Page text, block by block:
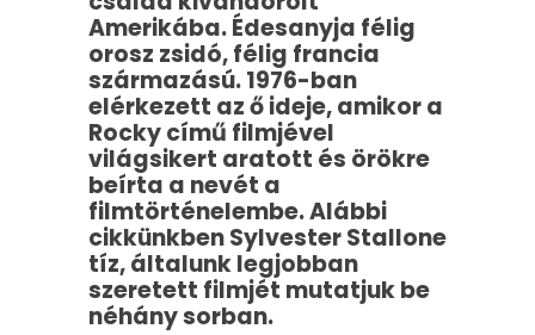
Amerikába. Édesanyja félig
orosz zsidó, félig francia
származású. 1976-ban
elérkezett az ő ideje, amikor a
Rocky című filmjével
világsikert aratott és örökre
beírta a nevét a
filmtörténelembe. Alábbi
cikkünkben Sylvester Stallone
tíz, általunk legjobban
szeretett filmjét mutatjuk be
néhány sorban.